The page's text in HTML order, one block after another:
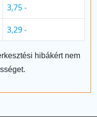
3,75 -
3,29 -
hibákért nem